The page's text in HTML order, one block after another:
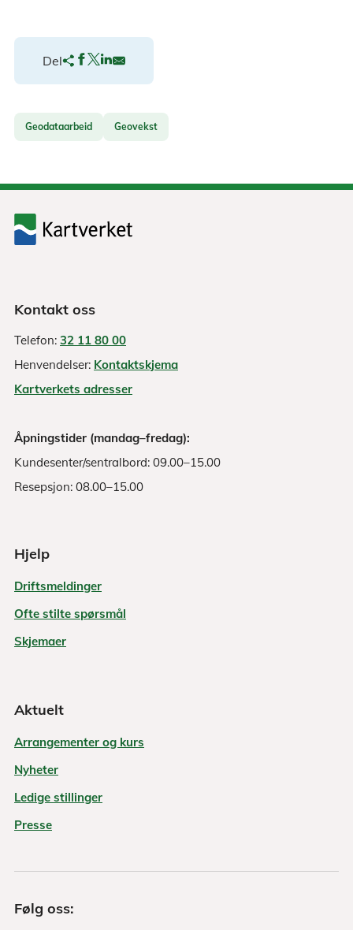
Del
Geodataarbeid Geovekst
Kontakt oss
Telefon: 32 11 80 00
Henvendelser: Kontaktskjema
Kartverkets adresser
Åpningstider (mandag–fredag):
Kundesenter/sentralbord: 09.00–15.00
Resepsjon: 08.00–15.00
Hjelp
Driftsmeldinger
Ofte stilte spørsmål
Skjemaer
Aktuelt
Arrangementer og kurs
Nyheter
Ledige stillinger
Presse
Følg oss: